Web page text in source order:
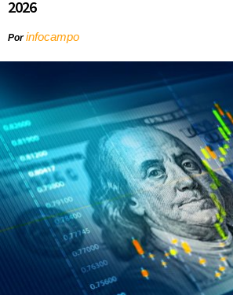
2026
Porinfocampo